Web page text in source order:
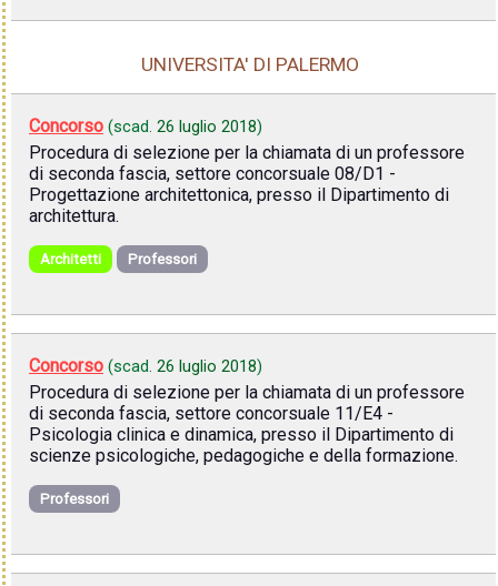
UNIVERSITA' DI PALERMO
Concorso (scad. 26 luglio 2018)
Procedura di selezione per la chiamata di un professore
di seconda fascia, settore concorsuale 08/D1 -
Progettazione architettonica, presso il Dipartimento di
architettura.
Architetti Professori
Concorso (scad. 26 luglio 2018)
Procedura di selezione per la chiamata di un professore
di seconda fascia, settore concorsuale 11/E4 -
Psicologia clinica e dinamica, presso il Dipartimento di
scienze psicologiche, pedagogiche e della formazione.
Professori